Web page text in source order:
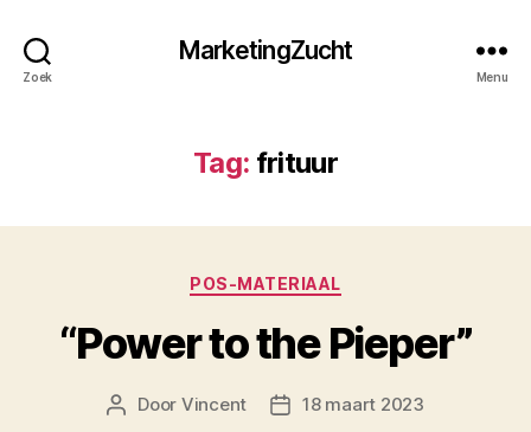
Zoek
MarketingZucht
Menu
Tag: frituur
Categorieën
POS-MATERIAAL
“Power to the Pieper”
Berichtauteur
Door Vincent Berichtdatum
18 maart 2023